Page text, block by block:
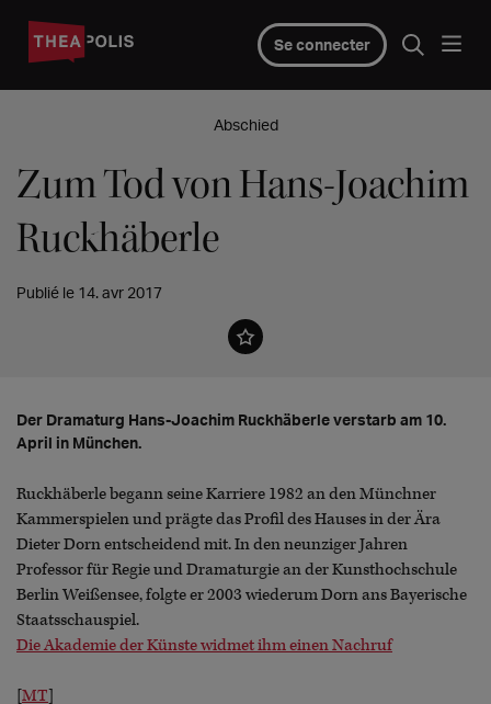
Se connecter
Abschied
Zum Tod von Hans-Joachim
Ruckhäberle
Publié le 14. avr 2017
Der Dramaturg Hans-Joachim Ruckhäberle verstarb am 10.
April in München.
Ruckhäberle begann seine Karriere 1982 an den Münchner
Kammerspielen und prägte das Profil des Hauses in der Ära
Dieter Dorn entscheidend mit. In den neunziger Jahren
Professor für Regie und Dramaturgie an der Kunsthochschule
Berlin Weißensee, folgte er 2003 wiederum Dorn ans Bayerische
Staatsschauspiel.
Die Akademie der Künste widmet ihm einen Nachruf
[MT]